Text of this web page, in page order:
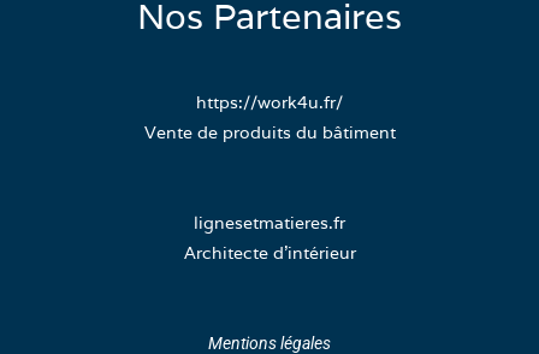
Nos Partenaires
https://work4u.fr/
Vente de produits du bâtiment
lignesetmatieres.fr
Architecte d’intérieur
Mentions légales